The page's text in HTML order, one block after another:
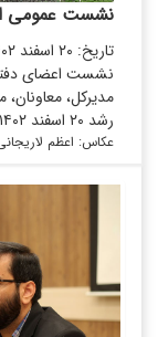
نشست عمومی
تاریخ: ۲۰ اسفند ۱۴۰۲
نشست اعضای
مدیرکل،
رشد ۲۰ اسفند ۱۴۰۲ در مدرسه تاریخی دارالفنون برگزار شد.
عکاس: اعظم